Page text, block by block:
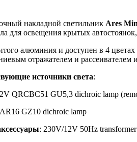
накладной светильник Ares
для освещения крытых
алюминия и доступен в 4
отражателем и рассеивателем
источники света:
QRCBC51 GU5,3 dichroic lamp
GZ10 dichroic lamp
: 230V/12V 50Hz